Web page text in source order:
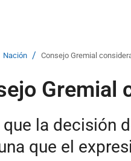
Nación / Consejo Gremial
Gremial
que la decisión
que el